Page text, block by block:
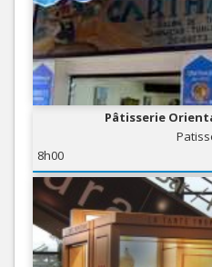
Pâtisserie
8h00